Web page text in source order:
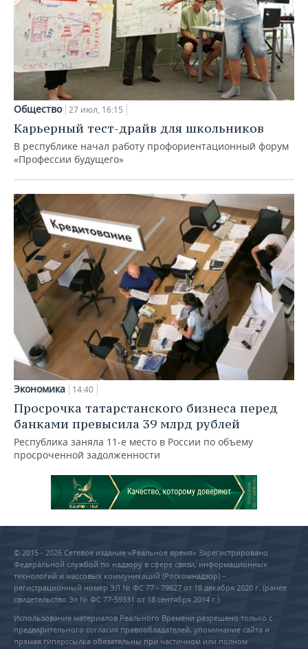
Общество 27 июл, 16:15
Карьерный тест-драйв для школьников
В республике начал работу профориентационный форум
«Профессии будущего»
Экономика 14:40
Просрочка татарстанского бизнеса перед
банками превысила 39 млрд рублей
Республика заняла 11-е место в России по объему
просроченной задолженности
© 2015 - 2026 Сетевое издание «Реальное время» Зарегистрировано
Федеральной службой по надзору в сфере связи, информационных
технологий и массовых коммуникаций (Роскомнадзор) –
регистрационный номер ЭЛ № ФС 77 - 79627 от 18 декабря 2020 г. (ранее
свидетельство Эл № ФС 77-59331 от 18 сентября 2014 г.)
Использование материалов Реального Времени разрешено только с
предварительного согласия правообладателей, упоминание сайта и
прямая гиперссылка обязательны при частичном или полном